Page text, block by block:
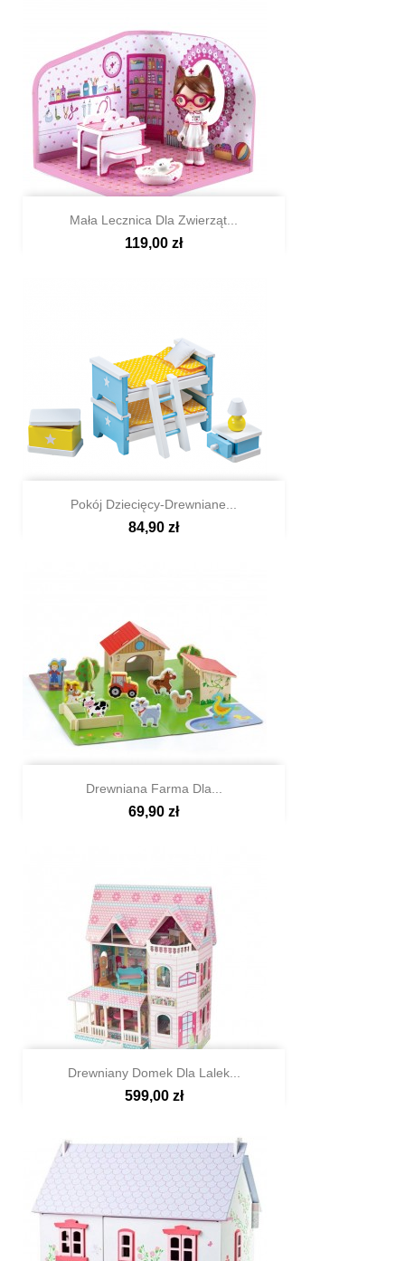
Szybki podgląd
Mała Lecznica Dla Zwierząt...
119,00 zł
Szybki podgląd
Pokój Dziecięcy-Drewniane...
84,90 zł
Szybki podgląd
Drewniana Farma Dla...
69,90 zł
Szybki podgląd
Drewniany Domek Dla Lalek...
599,00 zł